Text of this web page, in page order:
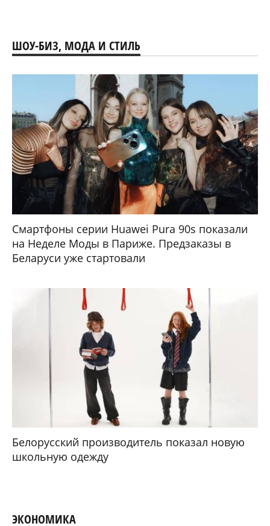
ШОУ-БИЗ, МОДА И СТИЛЬ
Смартфоны серии Huawei Pura 90s показали
на Неделе Моды в Париже. Предзаказы в
Беларуси уже стартовали
Белорусский производитель показал новую
школьную одежду
ЭКОНОМИКА